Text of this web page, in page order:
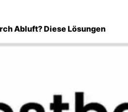
Abluft? Diese Lösungen